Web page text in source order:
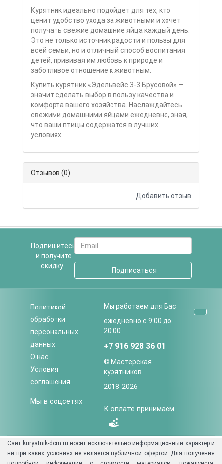
Курятник идеально подойдет для тех, кто
ценит удобство ухода за животными и хочет
получать свежие домашние яйца каждый день.
Это не только источник радости и пользы для
всей семьи, но и отличный способ воспитания
детей, прививая им любовь к природе и
заботливое отношение к животным.
Купить курятник «Эдельвейс 3-3 Брусовой» —
значит сделать выбор в пользу качества и
комфорта вашего хозяйства. Наслаждайтесь
свежими домашними яйцами ежедневно, зная,
что ваши птицы содержатся в лучших
условиях.
Отзывов (0)
Добавить отзыв
Подпишитесь
и получите
скидку
Подписаться
Политикой
обработки
персональных
данных
О нас
Условия
соглашения
Мы работаем для Вас
ежедневно с 9:00 до
20:00
+7 916 928 36 01
© Мастерская
курятников
2018-2026
Мы в соцсетях
К оплате принимаем
Сайт kuryatnik-dom.ru носит исключительно информационный характер и
ни при каких условиях не является публичной офертой. Для получения